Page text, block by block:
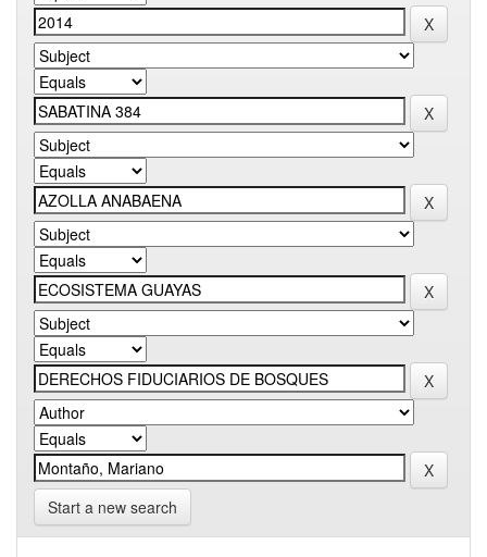
Start a new search